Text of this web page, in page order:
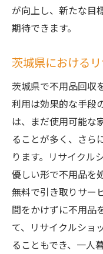
が向上し、新たな目
期待できます。
茨城県における
茨城県で不用品回収
利用は効果的な手段
は、まだ使用可能な
ることが多く、さら
ります。リサイクル
優しい形で不用品を
無料で引き取りサー
間をかけずに不用品
て、リサイクルショ
ることもでき、一人